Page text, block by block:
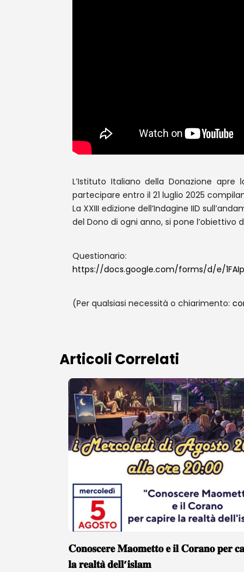
L’Istituto Italiano della Donazione apre
partecipare entro il 21 luglio 2025
La XXIII edizione dell’Indagine IID
del Dono di ogni anno, si pone
Questionario:
https://docs.google.com/forms/d/e/
(Per qualsiasi necessità o chiarimento:
Articoli Correlati
𝐂𝐨𝐧𝐨𝐬𝐜𝐞𝐫𝐞 𝐌𝐚𝐨𝐦𝐞𝐭𝐭𝐨 𝐞 𝐢𝐥 𝐂𝐨𝐫𝐚𝐧𝐨 𝐩𝐞𝐫
𝐥𝐚 𝐫𝐞𝐚𝐥𝐭𝐚̀ 𝐝𝐞𝐥𝐥’𝐢𝐬𝐥𝐚𝐦